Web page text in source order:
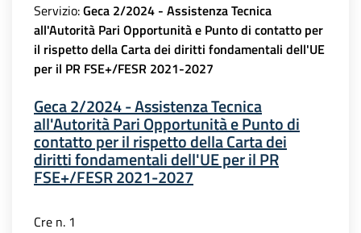
Servizio:Geca 2/2024 - Assistenza Tecnica
all'Autorità Pari Opportunità e Punto di contatto per
il rispetto della Carta dei diritti fondamentali dell'UE
per il PR FSE+/FESR 2021-2027
Geca 2/2024 - Assistenza Tecnica
all'Autorità Pari Opportunità e Punto di
contatto per il rispetto della Carta dei
diritti fondamentali dell'UE per il PR
FSE+/FESR 2021-2027
Cre n. 1